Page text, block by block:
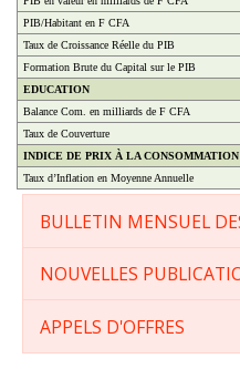
PIB/Habitant en F CFA
Taux de Croissance Réelle du PIB
Formation Brute du Capital sur le PIB
EDUCATION
Balance Com. en milliards de F CFA
Taux de Couverture
INDICE DE PRIX À LA CONSOMMATION
Taux d’Inflation en Moyenne Annuelle